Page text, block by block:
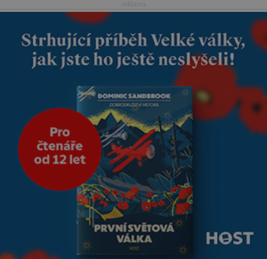
a specifické potřeby dítěte. Pro
jednoduchost, měkkost a
bezpečí, proto by pokoj
miminka měl působit především
klidně a útulně. Předškolní věk